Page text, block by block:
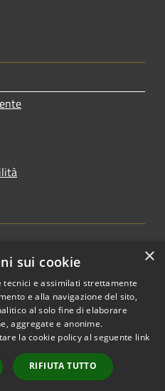
Copyright © 2026 • Comune di
Municipium•
Accesso
redazione
×
sui cookie
tecnici e assimilati strettamente
e alla navigazione del sito,
al solo fine di elaborare
aggregate e anonime.
la cookie policy al seguente link
RIFIUTA TUTTO